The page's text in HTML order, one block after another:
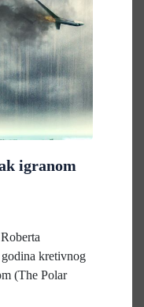
igranom
kretivnog
(The Polar